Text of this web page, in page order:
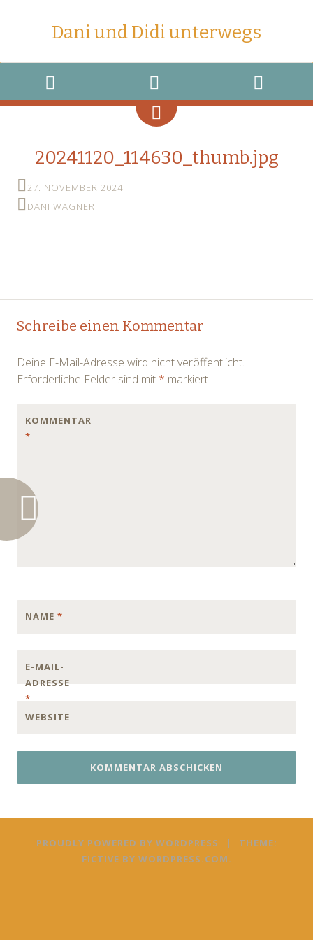
Dani und Didi unterwegs
MENU
WIDGETS
SEARCH
20241120_114630_thumb.jpg
27. NOVEMBER 2024
DANI WAGNER
Post
Schreibe einen Kommentar
Deine E-Mail-Adresse wird nicht veröffentlicht.
Erforderliche Felder sind mit * markiert
KOMMENTAR
*
NAME *
E-MAIL-
ADRESSE
*
WEBSITE
PROUDLY POWERED BY WORDPRESS |
THEME:
FICTIVE BY WORDPRESS.COM.